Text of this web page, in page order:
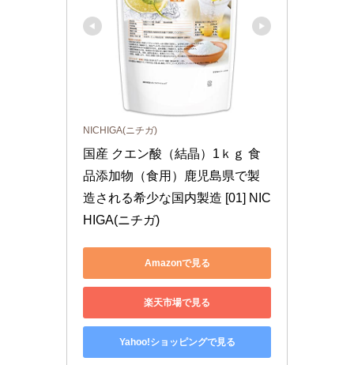
NICHIGA(ニチガ)
国産 クエン酸（結晶）1ｋｇ 食
品添加物（食用）鹿児島県で製
造される希少な国内製造 [01] NIC
HIGA(ニチガ)
Amazonで見る
楽天市場で見る
Yahoo!ショッピングで見る